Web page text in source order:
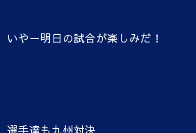
いやー明日の試合が楽しみだ！
選手達も九州対決